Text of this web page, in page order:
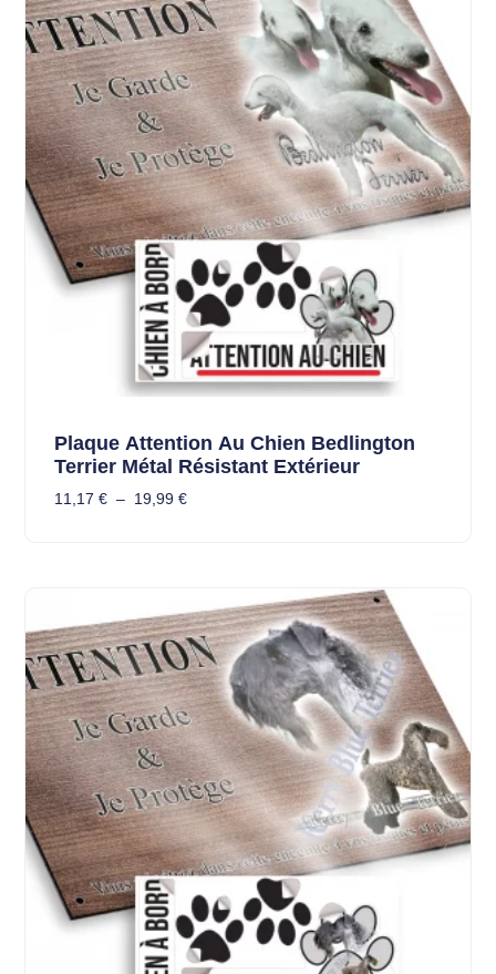
Plaque Attention Au Chien Bedlington
Terrier Métal Résistant Extérieur
11,17 € – 19,99 €